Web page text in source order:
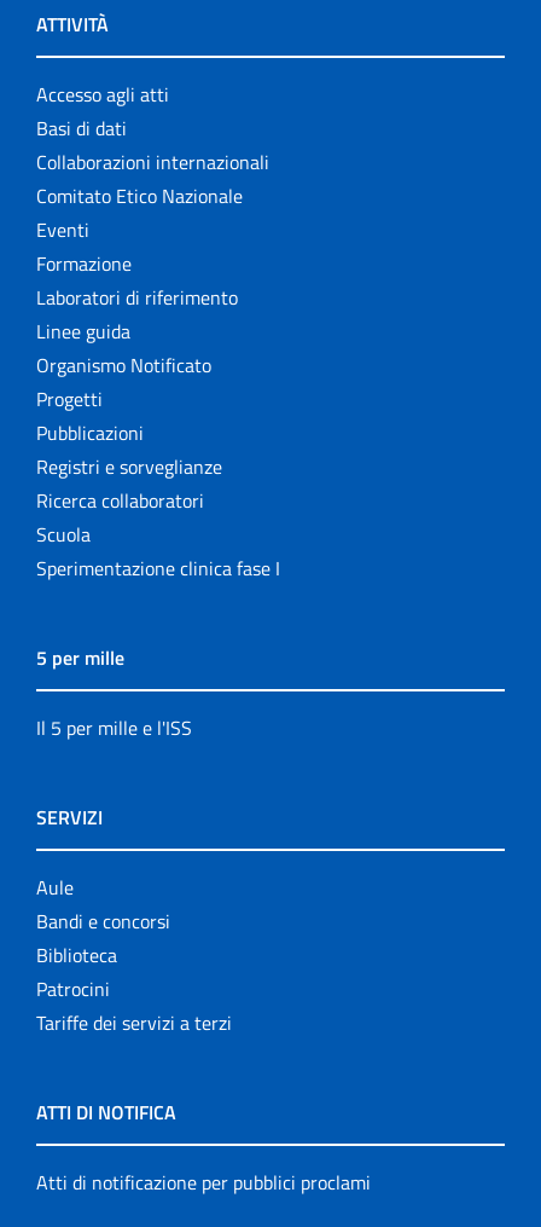
ATTIVITÀ
Accesso agli atti
Basi di dati
Collaborazioni internazionali
Comitato Etico Nazionale
Eventi
Formazione
Laboratori di riferimento
Linee guida
Organismo Notificato
Progetti
Pubblicazioni
Registri e sorveglianze
Ricerca collaboratori
Scuola
Sperimentazione clinica fase I
5 per mille
Il 5 per mille e l'ISS
SERVIZI
Aule
Bandi e concorsi
Biblioteca
Patrocini
Tariffe dei servizi a terzi
ATTI DI NOTIFICA
Atti di notificazione per pubblici proclami